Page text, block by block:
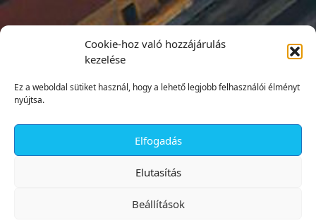
Cookie-hoz való hozzájárulás
kezelése
Ez a weboldal sütiket használ, hogy a lehető legjobb felhasználói élményt
nyújtsa.
Elfogadás
Elutasítás
Beállítások
✕